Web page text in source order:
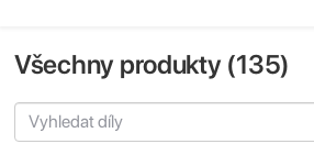
Všechny produkty (135)